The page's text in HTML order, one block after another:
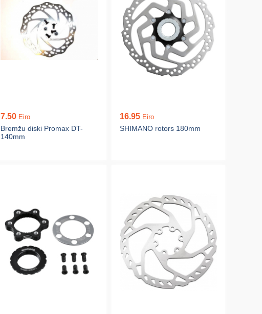
7.50 Eiro
Bremžu diski Promax DT-
140mm
16.95 Eiro
SHIMANO rotors 180mm